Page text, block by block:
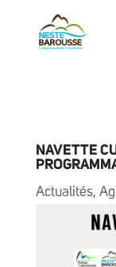
NAVETTE
Actualités,